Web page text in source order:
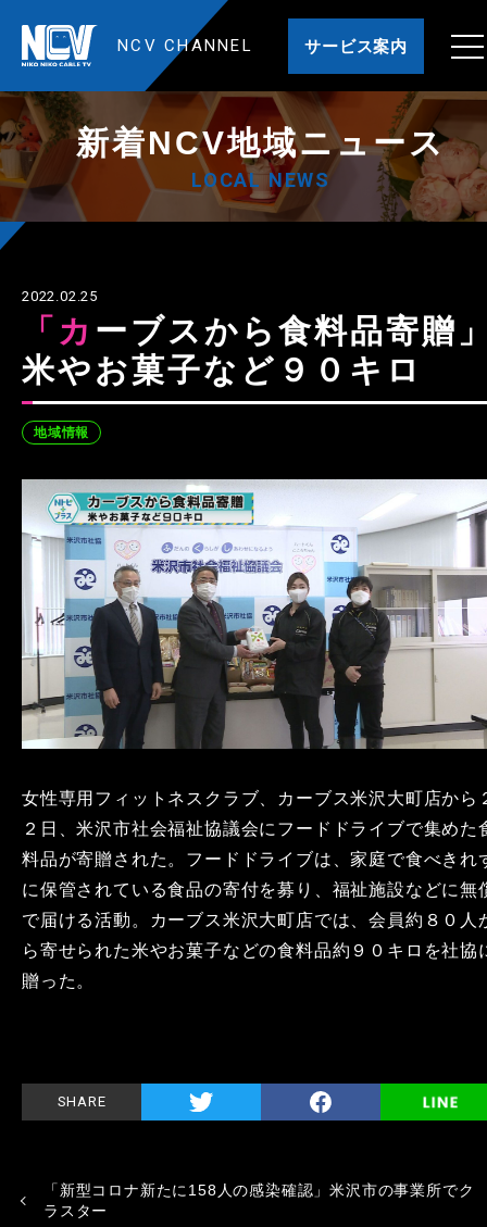
NCV CHANNEL サービス案内
新着NCV地域ニュース
LOCAL NEWS
2022.02.25
「カーブスから食料品寄贈」
米やお菓子など９０キロ
地域情報
女性専用フィットネスクラブ、カーブス米沢大町店から
２日、米沢市社会福祉協議会にフードドライブで集めた
料品が寄贈された。フードドライブは、家庭で食べきれ
に保管されている食品の寄付を募り、福祉施設などに無
で届ける活動。カーブス米沢大町店では、会員約８０人
ら寄せられた米やお菓子などの食料品約９０キロを社協
贈った。
SHARE
「新型コロナ新たに158人の感染確認」米沢市の事業所でク
ラスター